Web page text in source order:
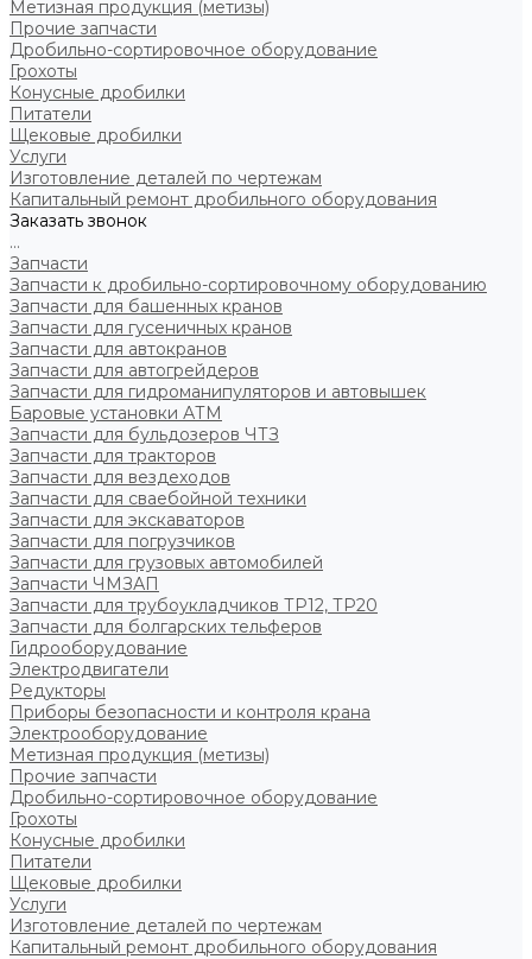
Метизная продукция (метизы)
Прочие запчасти
Дробильно-сортировочное оборудование
Грохоты
Конусные дробилки
Питатели
Щековые дробилки
Услуги
Изготовление деталей по чертежам
Капитальный ремонт дробильного оборудования
Заказать звонок
...
Запчасти
Запчасти к дробильно-сортировочному оборудованию
Запчасти для башенных кранов
Запчасти для гусеничных кранов
Запчасти для автокранов
Запчасти для автогрейдеров
Запчасти для гидроманипуляторов и автовышек
Баровые установки АТМ
Запчасти для бульдозеров ЧТЗ
Запчасти для тракторов
Запчасти для вездеходов
Запчасти для сваебойной техники
Запчасти для экскаваторов
Запчасти для погрузчиков
Запчасти для грузовых автомобилей
Запчасти ЧМЗАП
Запчасти для трубоукладчиков ТР12, ТР20
Запчасти для болгарских тельферов
Гидрооборудование
Электродвигатели
Редукторы
Приборы безопасности и контроля крана
Электрооборудование
Метизная продукция (метизы)
Прочие запчасти
Дробильно-сортировочное оборудование
Грохоты
Конусные дробилки
Питатели
Щековые дробилки
Услуги
Изготовление деталей по чертежам
Капитальный ремонт дробильного оборудования